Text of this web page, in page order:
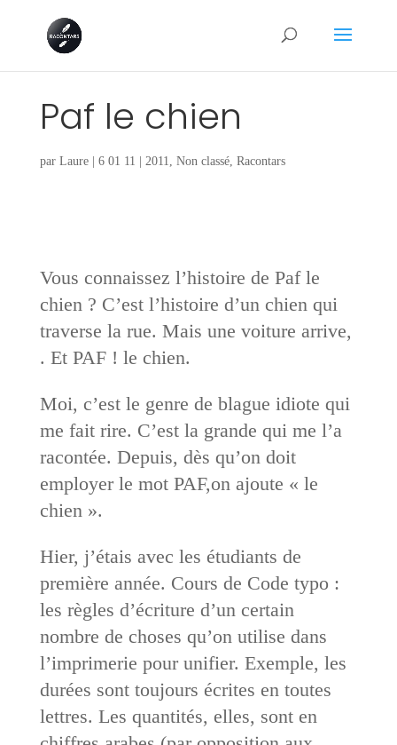
Paf le chien
par Laure| 6 01 11 2011 Non classé, Racontars
Vous connaissez l’histoire de Paf le
chien ? C’est l’histoire d’un chien qui
traverse la rue. Mais une voiture arrive,
. Et PAF ! le chien.
Moi, c’est le genre de blague idiote qui
me fait rire. C’est la grande qui me l’a
racontée. Depuis, dès qu’on doit
employer le mot PAF,on ajoute « le
chien ».
Hier, j’étais avec les étudiants de
première année. Cours de Code typo :
les règles d’écriture d’un certain
nombre de choses qu’on utilise dans
l’imprimerie pour unifier. Exemple, les
durées sont toujours écrites en toutes
lettres. Les quantités, elles, sont en